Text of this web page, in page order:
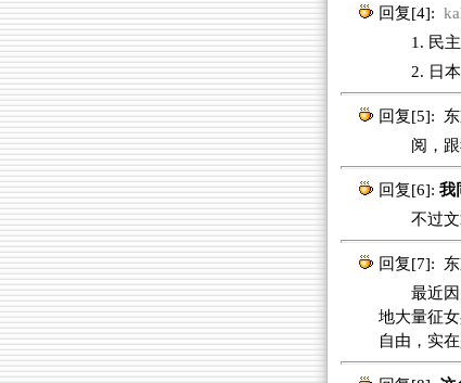
回复[4]:
1. 民主就
2. 日
回复[5]:
阅，跟我
回复[6]: 我
不过文
回复[7]:
最近因为
地大量征
自由，实